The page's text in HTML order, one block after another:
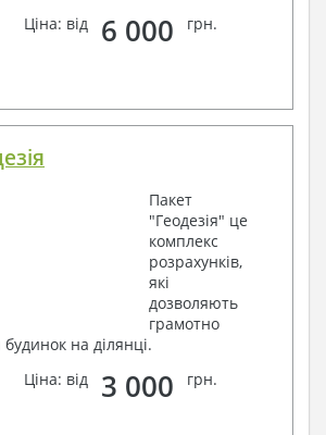
Ціна: від
6 000 грн.
Пакет
"Геодезія" це
комплекс
розрахунків,
які
дозволяють
грамотно
на ділянці.
Ціна: від
3 000 грн.